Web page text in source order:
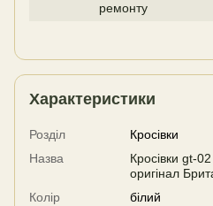
ремонту
Характеристики
Розділ
Кросівки
Назва
Кросівки gt-
оригінал
Колір
білий